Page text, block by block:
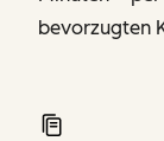
bevorzugten